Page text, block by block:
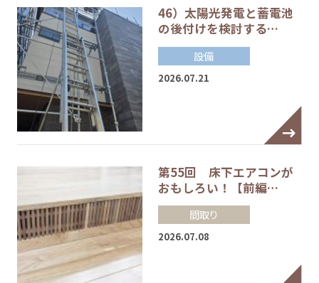
46）太陽光発電と蓄電池
の後付けを検討する…
設備
2026.07.21
第55回 床下エアコンが
おもしろい！【前編…
間取り
2026.07.08